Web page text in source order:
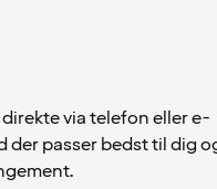
via telefon eller e-
der passer bedst til dig